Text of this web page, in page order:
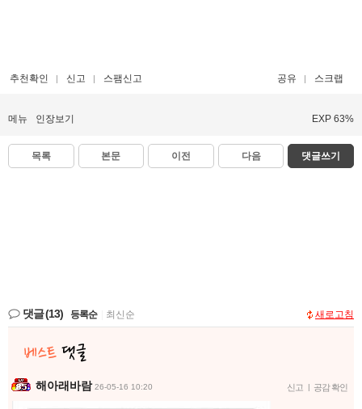
추천확인 신고 스팸신고 공유 스크랩
메뉴 인장보기 EXP 63%
목록 본문 이전 다음 댓글쓰기
댓글(13) 등록순 최신순 새로고침
해아래바람 26-05-16 10:20 신고 | 공감 확인